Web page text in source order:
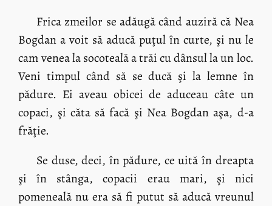
Frica zmeilor se adăugă când auziră că Nea
Bogdan a voit să aducă puţul în curte, şi nu le
cam venea la socoteală a trăi cu dânsul la un loc.
Veni timpul când să se ducă şi la lemne în
pădure. Ei aveau obicei de aduceau câte un
copaci, şi căta să facă şi Nea Bogdan aşa, d-a
frăţie.
Se duse, deci, în pădure, ce uită în dreapta
şi în stânga, copacii erau mari, şi nici
pomeneală nu era să fi putut să aducă vreunul